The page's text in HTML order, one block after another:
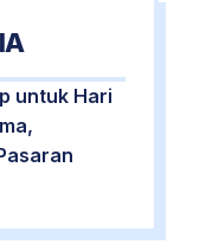
untuk Hari